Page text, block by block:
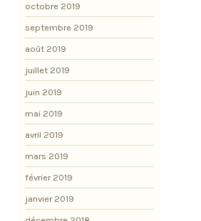
octobre 2019
septembre 2019
août 2019
juillet 2019
juin 2019
mai 2019
avril 2019
mars 2019
février 2019
janvier 2019